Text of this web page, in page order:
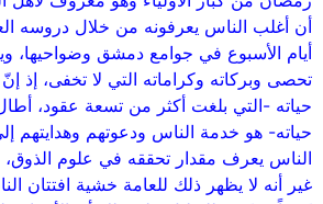
أن أغلب الناس يعرفونه من خلال دروسه
أيام الأسبوع في جوامع دمشق وضواحيها،
تحصى وبركاته وكراماته التي لا تخفى،
حياته -التي بلغت أكثر من تسعة عقود،
حياته- هو خدمة الناس ودعوتهم وهدايتهم
الناس يعرف مقدار تحققه في علوم الذوق،
غير أنه لا يظهر ذلك للعامة خشية افتتان